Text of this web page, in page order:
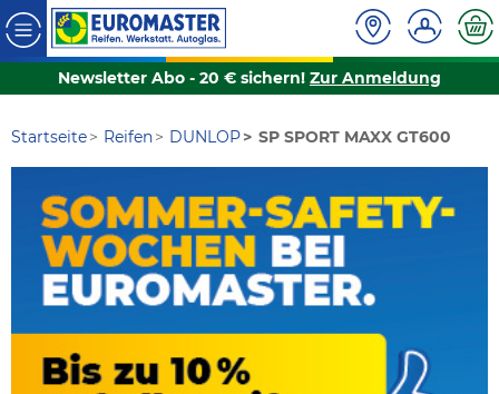
Newsletter Abo - 20 € sichern! Zur Anmeldung
Startseite Reifen DUNLOP SP SPORT MAXX GT600